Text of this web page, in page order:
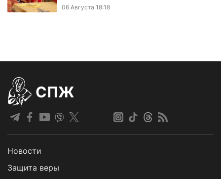
06 Августа 18:18
СПЖ
Новости
Защита веры